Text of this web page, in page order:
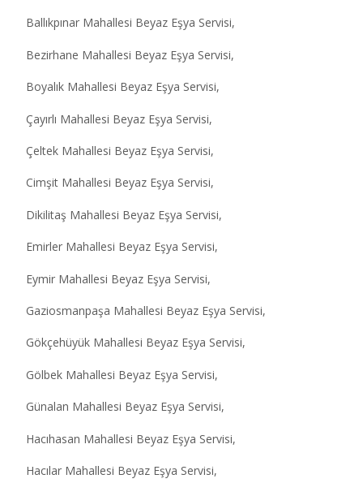
Ballıkpınar Mahallesi Beyaz Eşya Servisi,
Bezirhane Mahallesi Beyaz Eşya Servisi,
Boyalık Mahallesi Beyaz Eşya Servisi,
Çayırlı Mahallesi Beyaz Eşya Servisi,
Çeltek Mahallesi Beyaz Eşya Servisi,
Cimşit Mahallesi Beyaz Eşya Servisi,
Dikilitaş Mahallesi Beyaz Eşya Servisi,
Emirler Mahallesi Beyaz Eşya Servisi,
Eymir Mahallesi Beyaz Eşya Servisi,
Gaziosmanpaşa Mahallesi Beyaz Eşya Servisi,
Gökçehüyük Mahallesi Beyaz Eşya Servisi,
Gölbek Mahallesi Beyaz Eşya Servisi,
Günalan Mahallesi Beyaz Eşya Servisi,
Hacıhasan Mahallesi Beyaz Eşya Servisi,
Hacılar Mahallesi Beyaz Eşya Servisi,